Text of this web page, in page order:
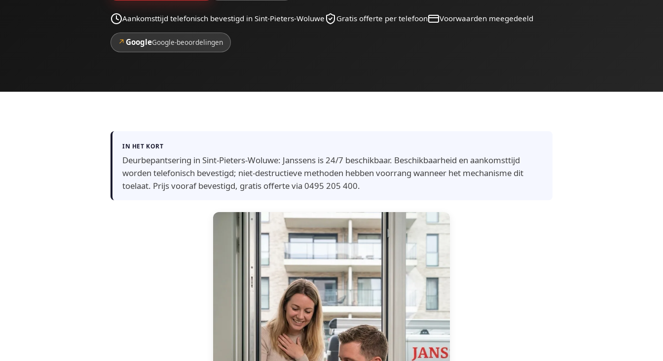
Aankomsttijd telefonisch bevestigd in Sint-Pieters-Woluwe Gratis offerte per telefoon Voorwaarden meegedeeld
↗ GoogleGoogle-beoordelingen
IN HET KORT
Deurbepantsering in Sint-Pieters-Woluwe: Janssens is 24/7 beschikbaar. Beschikbaarheid en aankomsttijd
worden telefonisch bevestigd; niet-destructieve methoden hebben voorrang wanneer het mechanisme dit
toelaat. Prijs vooraf bevestigd, gratis offerte via 0495 205 400.